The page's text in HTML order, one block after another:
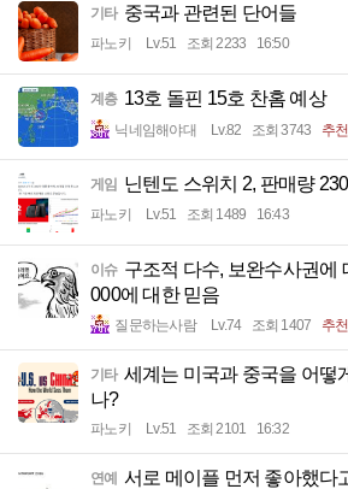
기타 중국과 관련된 단어들
파노키 Lv.51 조회 2233 16:50
계층 13호 돌핀 15호 찬홈 예상
닉네임해야대 Lv.82 조회 3743 추
게임 닌텐도 스위치 2, 판매량
파노키 Lv.51 조회 1489 16:43
이슈 구조적 다수, 보완수사권에
000에 대한 믿음
질문하는사람 Lv.74 조회 1407 추
기타 세계는 미국과 중국을 어떻
나?
파노키 Lv.51 조회 2101 16:32
연예 서로 메이플 먼저 좋아했다